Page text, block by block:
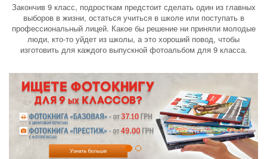
Закончив 9 класс, подросткам предстоит сделать один из главных
выборов в жизни, остаться учиться в школе или поступать в
профессиональный лицей. Какое бы решение ни приняли молодые
люди, кто-то уйдет из школы, а это хороший повод, чтобы
изготовить для каждого выпускной фотоальбом для 9 класса.